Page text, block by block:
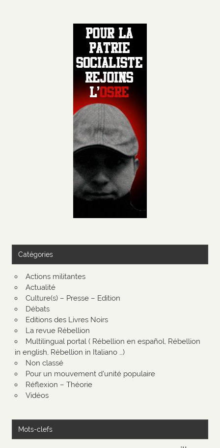
Catégories
Actions militantes
Actualité
Culture(s) – Presse – Edition
Débats
Editions des Livres Noirs
La revue Rébellion
Multilingual portal ( Rébellion en español, Rébellion
in english, Rébellion in Italiano …)
Non classé
Pour un mouvement d'unité populaire
Réflexion – Théorie
Vidéos
Mots-clefs